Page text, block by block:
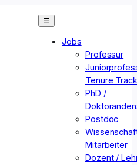
☰
Jobs
Professur
Tenure Track
PhD /
Postdoc
Mitarbeiter
Dozent /